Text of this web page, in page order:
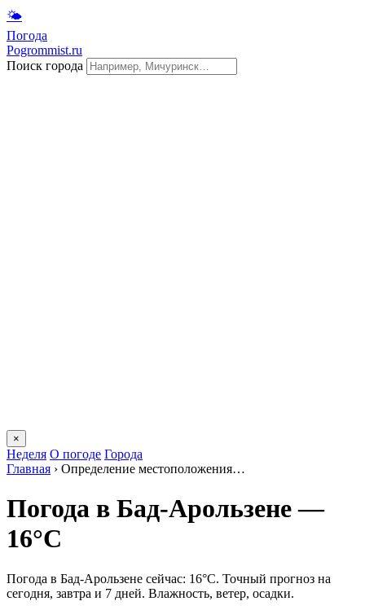
🌤
Погода
Pogrommist.ru
Поиск города
×
Неделя О погоде Города
Главная › Определение местоположения…
Погода в Бад-Арользене —
16°C
Погода в Бад-Арользене сейчас: 16°C. Точный прогноз на
сегодня, завтра и 7 дней. Влажность, ветер, осадки.